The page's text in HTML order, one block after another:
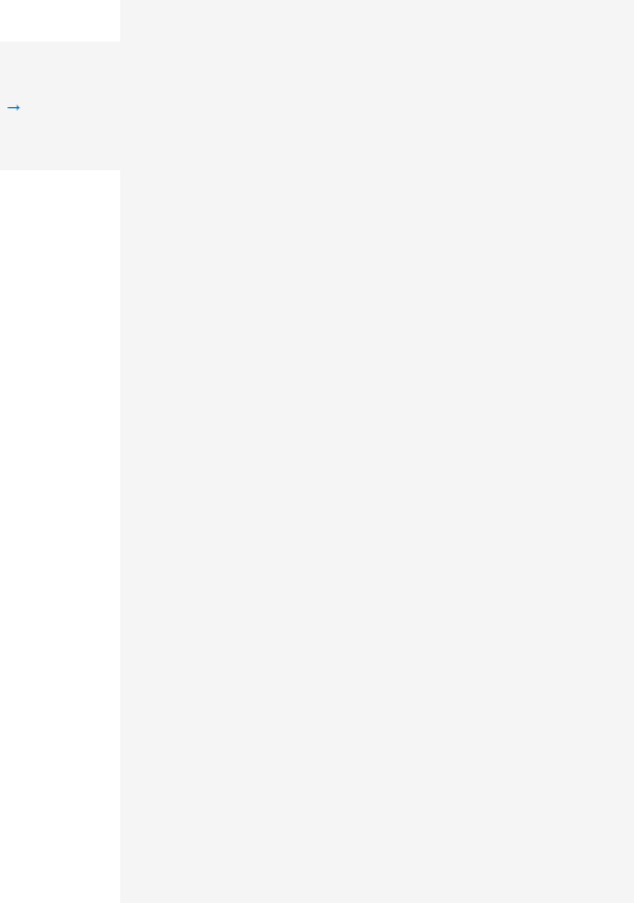
→